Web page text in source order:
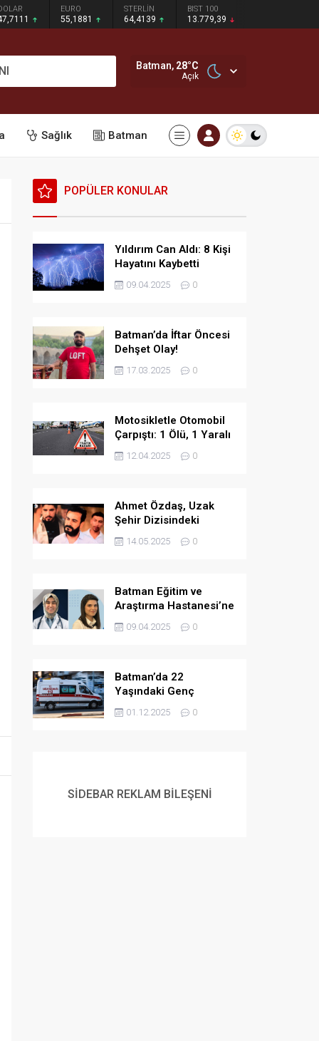
EURO
55,1881
STERLİN
64,4139
BIST 100
13.779,39
Batman, 28°C
Açık
Sağlık Batman
POPÜLER KONULAR
Yıldırım Can Aldı: 8 Kişi
Hayatını Kaybetti
09.04.2025 0
Batman’da İftar Öncesi
Dehşet Olay!
17.03.2025 0
Motosikletle Otomobil
Çarpıştı: 1 Ölü, 1 Yaralı
12.04.2025 0
Ahmet Özdaş, Uzak
Şehir Dizisindeki
Performansıyla Beğeni
Topladı
14.05.2025 0
Batman Eğitim ve
Araştırma Hastanesi’ne
İki Yeni Uzman Hekim
09.04.2025 0
Batman’da 22
Yaşındaki Genç
Yaşamına Son Verdi
01.12.2025 0
SİDEBAR REKLAM BİLEŞENİ